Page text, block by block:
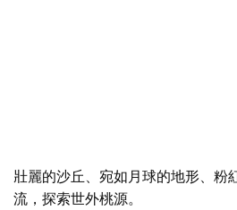
壯麗的沙丘、宛如月球的地形、粉
流，探索世外桃源。